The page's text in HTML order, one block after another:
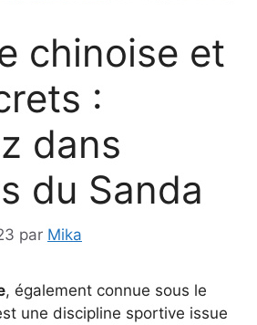
chinoise et
:
dans
du Sanda
par Mika
, également connue sous le
une discipline sportive issue